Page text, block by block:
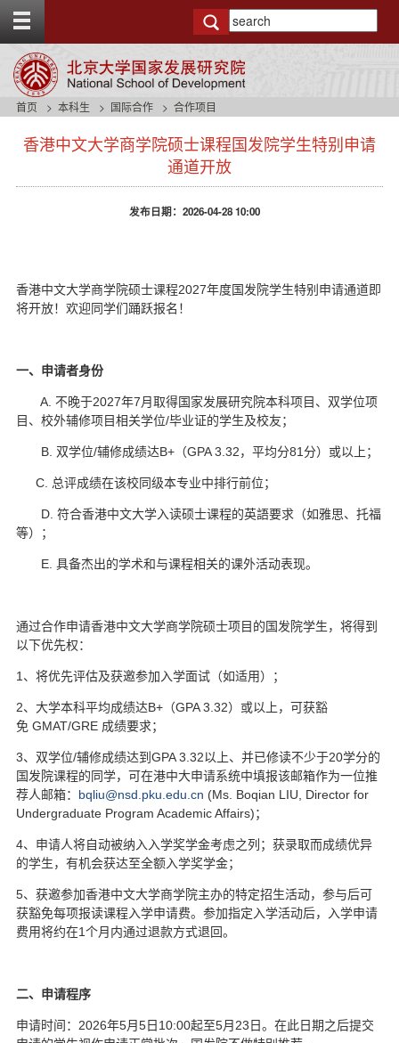
g
t
首页 本科生 国际合作 合作项目
香港中文大学商学院硕士课程国发院学生特别申请
通道开放
发布日期：2026-04-28 10:00
香港中文大学商学院硕士课程2027年度国发院学生特别申请通道即
将开放！欢迎同学们踊跃报名！
一、申请者身份
A. 不晚于2027年7月取得国家发展研究院本科项目、双学位项
目、校外辅修项目相关学位/毕业证的学生及校友；
B. 双学位/辅修成绩达B+（GPA 3.32，平均分81分）或以上；
C. 总评成绩在该校同级本专业中排行前位；
D. 符合香港中文大学入读硕士课程的英語要求（如雅思、托福
等）；
E. 具备杰出的学术和与课程相关的课外活动表现。
通过合作申请香港中文大学商学院硕士项目的国发院学生，将得到
以下优先权：
1 、将优先评估及获邀参加入学面试（如适用）；
2、大学本科平均成绩达B+（GPA 3.32）或以上，可获豁
免 GMAT/GRE 成绩要求；
3、双学位/辅修成绩达到GPA 3.32以上、并已修读不少于20学分的
国发院课程的同学，可在港中大申请系统中填报该邮箱作为一位推
荐人邮箱： bqliu@nsd.pku.edu.cn (Ms. Boqian LIU, Director for
Undergraduate Program Academic Affairs)；
4、申请人将自动被纳入入学奖学金考虑之列；获录取而成绩优异
的学生，有机会获达至全额入学奖学金；
5、获邀参加香港中文大学商学院主办的特定招生活动，参与后可
获豁免每项报读课程入学申请费。参加指定入学活动后，入学申请
费用将约在1个月内通过退款方式退回。
二、申请程序
申请时间：2026年5月5日10:00起至5月23日。在此日期之后提交